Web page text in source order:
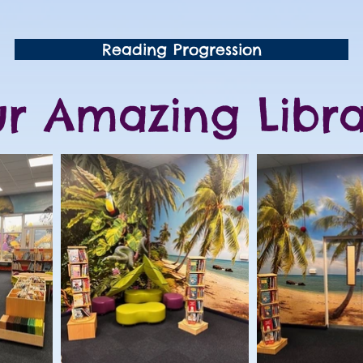
Reading Progression
Amazing